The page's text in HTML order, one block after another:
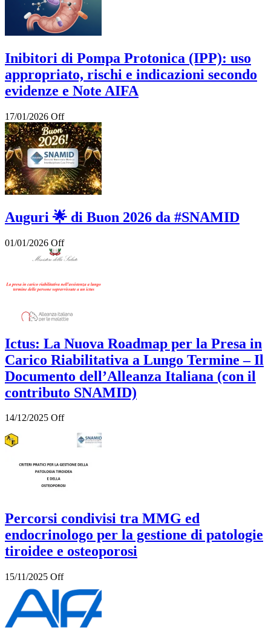
Inibitori di Pompa Protonica (IPP): uso
appropriato, rischi e indicazioni secondo
evidenze e Note AIFA
17/01/2026 Off
Auguri 🌟 di Buon 2026 da #SNAMID
01/01/2026 Off
Ictus: La Nuova Roadmap per la Presa in
Carico Riabilitativa a Lungo Termine – Il
Documento dell’Alleanza Italiana (con il
contributo SNAMID)
14/12/2025 Off
Percorsi condivisi tra MMG ed
endocrinologo per la gestione di patologie
tiroidee e osteoporosi
15/11/2025 Off